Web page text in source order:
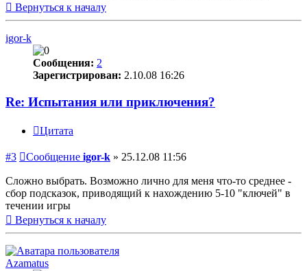
Вернуться к началу
igor-k
Сообщения: 2
Зарегистрирован: 2.10.08 16:26
Re: Испытания или приключения?
Цитата
#3 Сообщение igor-k » 25.12.08 11:56
Сложно выбрать. Возможно лично для меня что-то среднее -
сбор подсказок, приводящий к нахождению 5-10 "ключей" в
течении игры
Вернуться к началу
Azamatus